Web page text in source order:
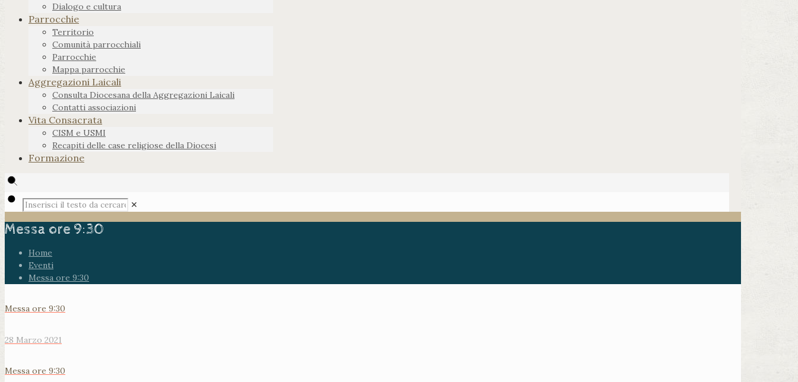
Dialogo e cultura
Parrocchie
Territorio
Comunità parrocchiali
Parrocchie
Mappa parrocchie
Aggregazioni Laicali
Consulta Diocesana della Aggregazioni Laicali
Contatti associazioni
Vita Consacrata
CISM e USMI
Recapiti delle case religiose della Diocesi
Formazione
✕
Messa ore 9:30
Home
Eventi
Messa ore 9:30
Messa ore 9:30
28 Marzo 2021
Messa ore 9:30